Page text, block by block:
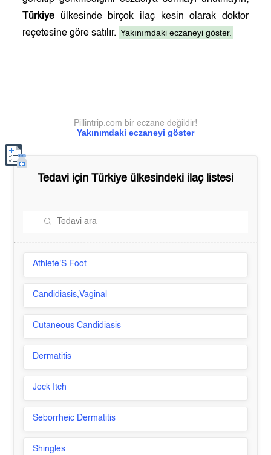
Türkiye ülkesinde birçok ilaç kesin olarak doktor
reçetesine göre satılır. Yakınımdaki eczaneyi göster.
Yakınımdaki eczaneyi göster
Pillintrip.com bir eczane değildir!
Tedavi için Türkiye ülkesindeki ilaç listesi
Athlete'S Foot
Candidiasis,Vaginal
Cutaneous Candidiasis
Dermatitis
Jock Itch
Seborrheic Dermatitis
Shingles